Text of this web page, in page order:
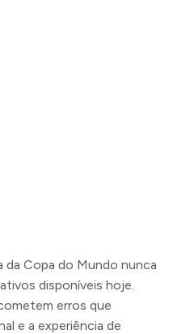
da Copa do Mundo nunca
disponíveis hoje.
erros que
e a experiência de